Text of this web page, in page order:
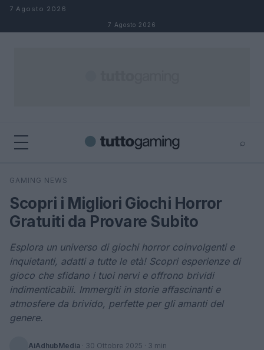
Salta al contenuto
7 Agosto 2026
7 Agosto 2026
⌕
Cerca
GAMING NEWS
Scopri i Migliori Giochi Horror
Gratuiti da Provare Subito
Esplora un universo di giochi horror coinvolgenti e
inquietanti, adatti a tutte le età! Scopri esperienze di
gioco che sfidano i tuoi nervi e offrono brividi
indimenticabili. Immergiti in storie affascinanti e
atmosfere da brivido, perfette per gli amanti del
genere.
AiAdhubMedia · 30 Ottobre 2025 · 3 min